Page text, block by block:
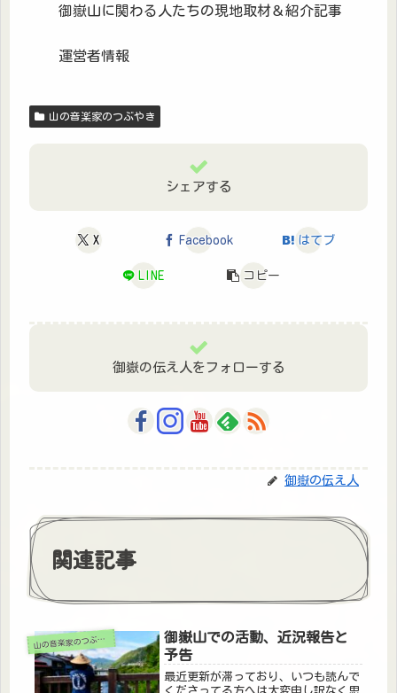
御嶽山に関わる人たちの現地取材＆紹介記事
運営者情報
山の音楽家のつぶやき
シェアする
X Facebook はてブ
LINE コピー
御嶽の伝え人をフォローする
御嶽の伝え人
関連記事
山の音楽家のつぶやき
御嶽山での活動、近況報告と
予告
最近更新が滞っており、いつも読んで